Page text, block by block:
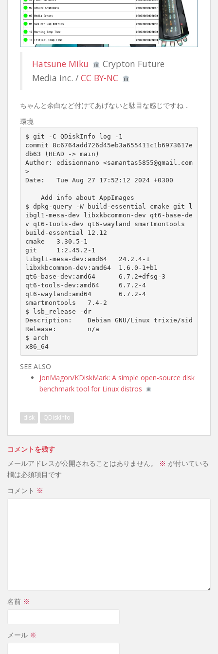
Hatsune Miku
Crypton Future
Media inc. / CC BY-NC
ちゃんと余白など付けてあげないと駄目な感じですね．
環境
$ git -C QDiskInfo log -1
commit 8c6764add726d45eb3a655411c1b6973617e
db63 (HEAD -> main)
Author: edisionnano <samantas5855@gmail.com
>
Date:   Tue Aug 27 17:52:12 2024 +0300
$ dpkg-query -W build-essential cmake git l
ibgl1-mesa-dev libxkbcommon-dev qt6-base-de
v qt6-tools-dev qt6-wayland smartmontools
build-essential 12.12
cmake   3.30.5-1
git     1:2.45.2-1
libgl1-mesa-dev:amd64   24.2.4-1
libxkbcommon-dev:amd64  1.6.0-1+b1
qt6-base-dev:amd64      6.7.2+dfsg-3
qt6-tools-dev:amd64     6.7.2-4
qt6-wayland:amd64       6.7.2-4
smartmontools   7.4-2
$ lsb_release -dr
Description:    Debian GNU/Linux trixie/sid
Release:        n/a
$ arch
x86_64
SEE ALSO
JonMagon/KDiskMark: A simple open-source disk
benchmark tool for Linux distros
disk QDiskInfo
コメントを残す
メールアドレスが公開されることはありません。
※ が付いている
欄は必須項目です
コメント ※
名前 ※
メール ※